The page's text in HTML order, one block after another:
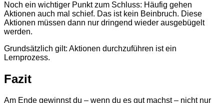
Noch ein wichtiger Punkt zum Schluss: Häufig gehen
Aktionen auch mal schief. Das ist kein Beinbruch. Diese
Aktionen müssen dann nur dringend wieder ausgebügelt
werden.
Grundsätzlich gilt: Aktionen durchzuführen ist ein
Lernprozess.
Fazit
Am Ende gewinnst du – wenn du es gut machst – nicht nur